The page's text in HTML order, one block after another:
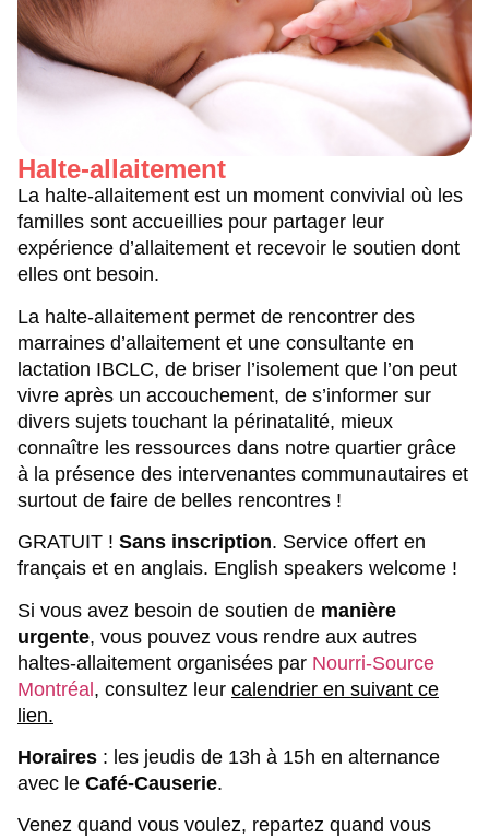
Halte-allaitement
La halte-allaitement est un moment convivial où les
familles sont accueillies pour partager leur
expérience d’allaitement et recevoir le soutien dont
elles ont besoin.
La halte-allaitement permet de rencontrer des
marraines d’allaitement et une consultante en
lactation IBCLC, de briser l’isolement que l’on peut
vivre après un accouchement, de s’informer sur
divers sujets touchant la périnatalité, mieux
connaître les ressources dans notre quartier grâce
à la présence des intervenantes communautaires et
surtout de faire de belles rencontres !
GRATUIT ! Sans inscription. Service offert en
français et en anglais. English speakers welcome !
Si vous avez besoin de soutien de manière
urgente, vous pouvez vous rendre aux autres
haltes-allaitement organisées par Nourri-Source
Montréal, consultez leur calendrier en suivant ce
lien.
Horaires : les jeudis de 13h à 15h en alternance
avec le Café-Causerie.
Venez quand vous voulez, repartez quand vous